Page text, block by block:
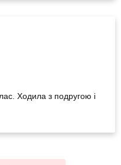
Ходила з подругою і